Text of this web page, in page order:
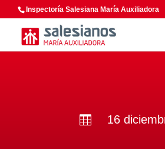
Inspectoría Salesiana María Auxiliadora
 16